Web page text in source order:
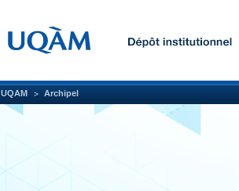
UQAM Archipel